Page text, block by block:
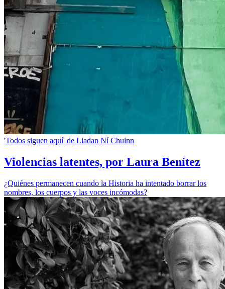
'Todos siguen aquí' de Liadan Ní Chuinn
Violencias latentes, por Laura Benítez
¿Quiénes permanecen cuando la Historia ha intentado borrar los
nombres, los cuerpos y las voces incómodas?